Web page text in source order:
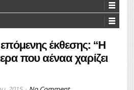
έκθεσης: “Η
που αέναα χαρίζει